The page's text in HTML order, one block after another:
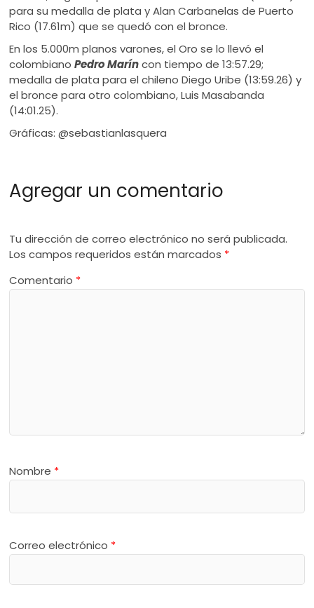
para su medalla de plata y Alan Carbanelas de Puerto
Rico (17.61m) que se quedó con el bronce.
En los 5.000m planos varones, el Oro se lo llevó el
colombianoPedro Marín con tiempo de 13:57.29;
medalla de plata para el chileno Diego Uribe (13:59.26) y
el bronce para otro colombiano, Luis Masabanda
(14:01.25).
Gráficas: @sebastianlasquera
Agregar un comentario
Tu dirección de correo electrónico no será publicada.
Los campos requeridos están marcados *
Comentario *
Nombre *
Correo electrónico *